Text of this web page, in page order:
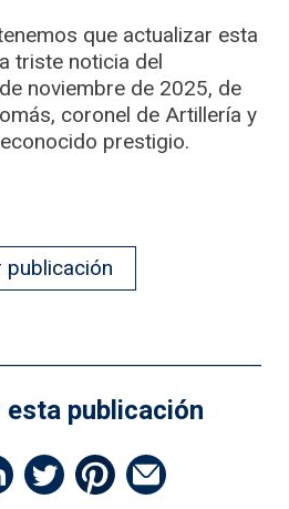
que actualizar esta
triste noticia del
noviembre de 2025, de
coronel de Artillería y
prestigio.
publicación
publicación